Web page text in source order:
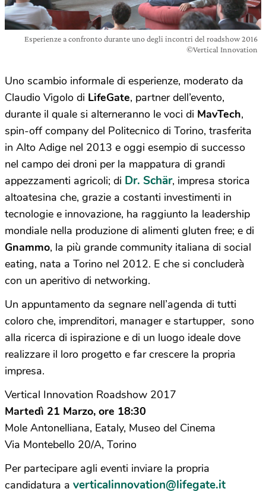
Esperienze a confronto durante uno degli incontri del roadshow 2016
©Vertical Innovation
Uno scambio informale di esperienze, moderato da
Claudio Vigolo di LifeGate, partner dell’evento,
durante il quale si alterneranno le voci di MavTech,
spin-off company del Politecnico di Torino, trasferita
in Alto Adige nel 2013 e oggi esempio di successo
nel campo dei droni per la mappatura di grandi
appezzamenti agricoli; di Dr. Schär, impresa storica
altoatesina che, grazie a costanti investimenti in
tecnologie e innovazione, ha raggiunto la leadership
mondiale nella produzione di alimenti gluten free; e di
Gnammo, la più grande community italiana di social
eating, nata a Torino nel 2012. E che si concluderà
con un aperitivo di networking.
Un appuntamento da segnare nell’agenda di tutti
coloro che, imprenditori, manager e startupper, sono
alla ricerca di ispirazione e di un luogo ideale dove
realizzare il loro progetto e far crescere la propria
impresa.
Vertical Innovation Roadshow 2017
Martedì 21 Marzo, ore 18:30
Mole Antonelliana, Eataly, Museo del Cinema
Via Montebello 20/A, Torino
Per partecipare agli eventi inviare la propria
candidatura a verticalinnovation@lifegate.it